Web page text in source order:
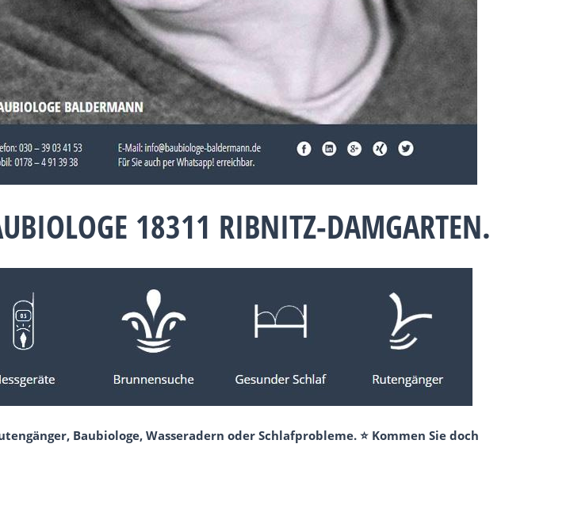
18311 RIBNITZ-DAMGARTEN.
Baubiologe, Wasseradern oder Schlafprobleme. ⭐ Kommen Sie doch